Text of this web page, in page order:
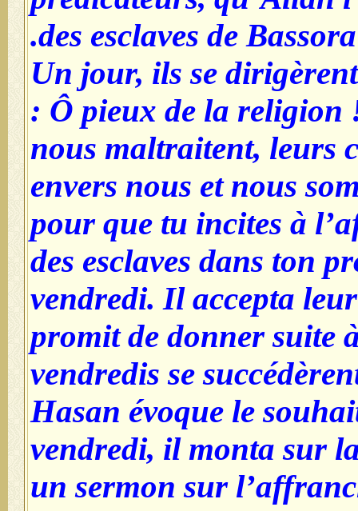
des esclaves de Bassora.
Un jour, ils se
: Ô pieux de la religion
nous maltraitent, leurs
envers nous et nous
pour que tu incites à
des esclaves dans ton
vendredi. Il accepta
promit de donner suite
vendredis se
Hasan évoque le
vendredi, il monta sur
un sermon sur